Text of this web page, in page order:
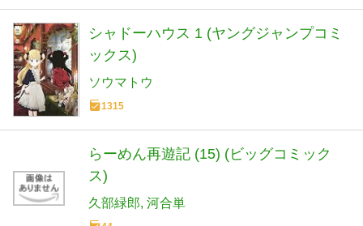
シャドーハウス 1 (ヤングジャンプコミ
ックス)
ソウマトウ
1315
らーめん再遊記 (15) (ビッグコミック
ス)
久部緑郎 河合単